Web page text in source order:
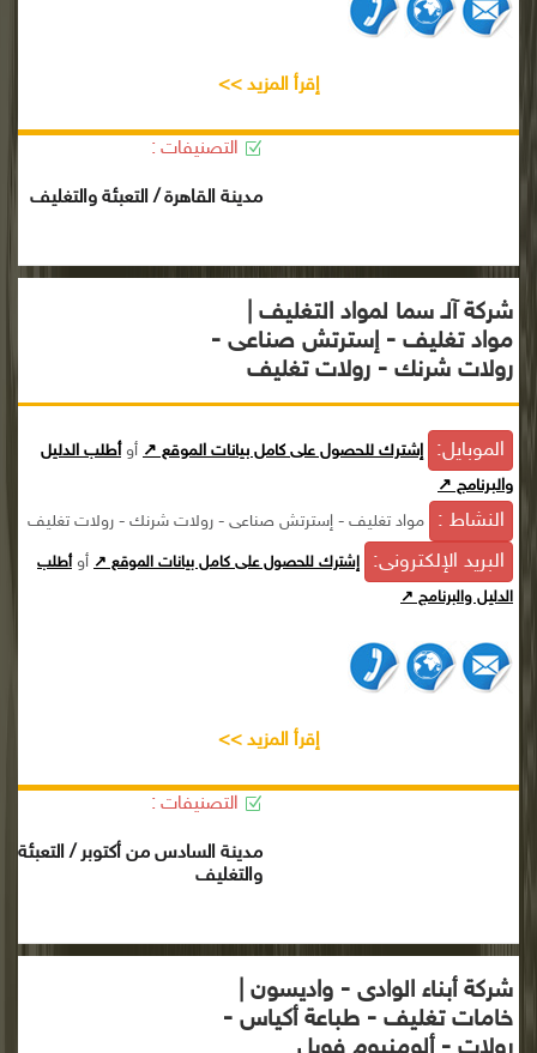
إقرأ المزيد >>
التصنيفات :
مدينة القاهرة / التعبئة والتغليف
شركة آلـ سما لمواد التغليف |
مواد تغليف - إسترتش صناعى -
رولات شرنك - رولات تغليف
الموبايل: إشترك للحصول على كامل بيانات الموقع ↗ أوأطلب الدليل
والبرنامج ↗
النشاط : مواد تغليف - إسترتش صناعى - رولات شرنك - رولات تغليف
البريد الإلكترونى: إشترك للحصول على كامل بيانات الموقع ↗ أوأطلب
الدليل والبرنامج ↗
إقرأ المزيد >>
التصنيفات :
مدينة السادس من أكتوبر / التعبئة
والتغليف
شركة أبناء الوادى - واديسون |
خامات تغليف - طباعة أكياس -